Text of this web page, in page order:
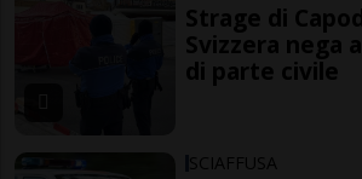
Strage di
Svizzera nega
di parte civile
SCIAFFUSA